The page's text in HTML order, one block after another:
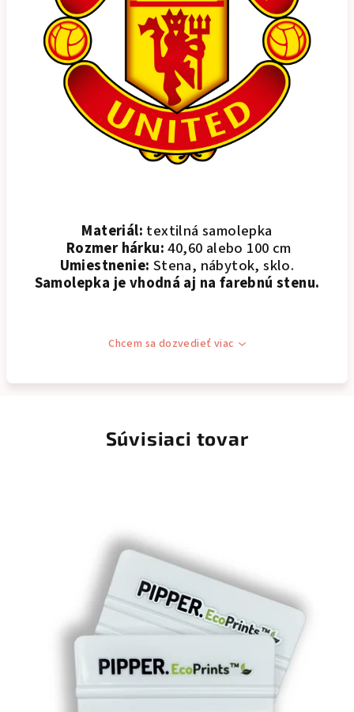
Materiál: textilná samolepka
Rozmer hárku:40,60 alebo 100 cm
Umiestnenie: Stena, nábytok, sklo.
Samolepka je vhodná aj na farebnú stenu.
Chcem sa dozvedieť viac
Súvisiaci tovar